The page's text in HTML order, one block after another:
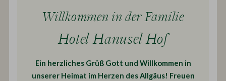
Willkommen in der Familie
Hotel Hanusel Hof
Ein herzliches Grüß Gott und Willkommen in
unserer Heimat im Herzen des Allgäus! Freuen